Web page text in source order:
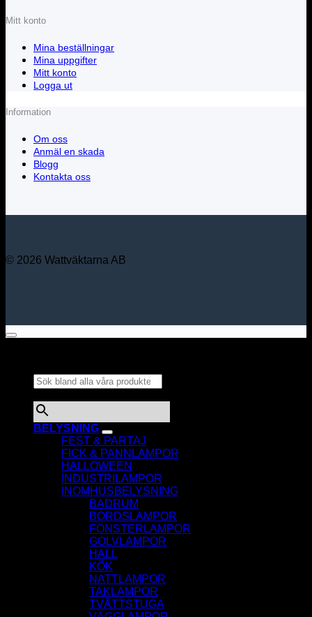
Mitt konto
Mina beställningar
Mina uppgifter
Mitt konto
Logga ut
Information
Om oss
Anmäl en skada
Blogg
Kontakta oss
© 2026 Wattväktarna AB
BELYSNING
FEST & PARTAJ
FICK & PANNLAMPOR
HALLOWEEN
INDUSTRILAMPOR
INOMHUSBELYSNING
BADRUM
BORDSLAMPOR
FÖNSTERLAMPOR
GOLVLAMPOR
HALL
KÖK
NATTLAMPOR
TAKLAMPOR
TVÄTTSTUGA